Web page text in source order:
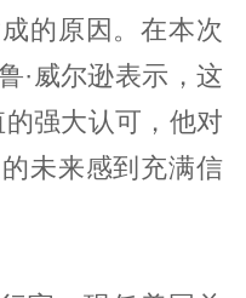
的原因。在本次
·威尔逊表示，这
强大认可，他对
未来感到充满信